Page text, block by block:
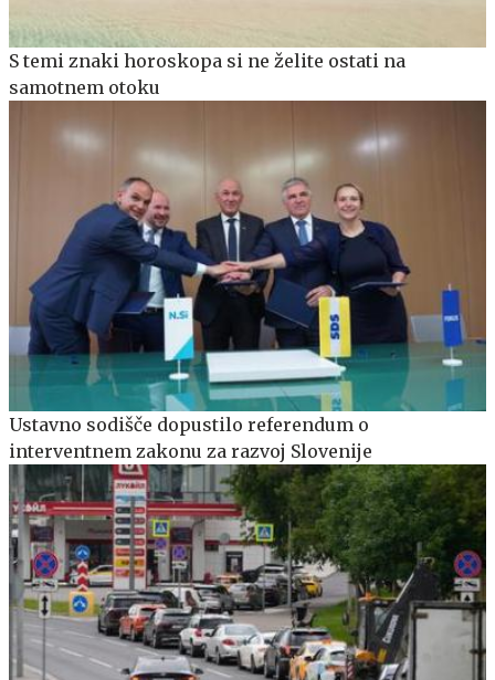
S temi znaki horoskopa si ne želite ostati na
samotnem otoku
Ustavno sodišče dopustilo referendum o
interventnem zakonu za razvoj Slovenije